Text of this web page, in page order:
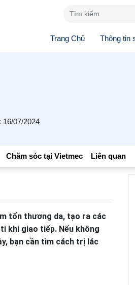
Trang Chủ Thông tin
16/07/2024
Chăm sóc tại Vietmec Liên quan
tổn thương da, tạo ra các
khi giao tiếp. Nếu không
bạn cần tìm cách trị lác